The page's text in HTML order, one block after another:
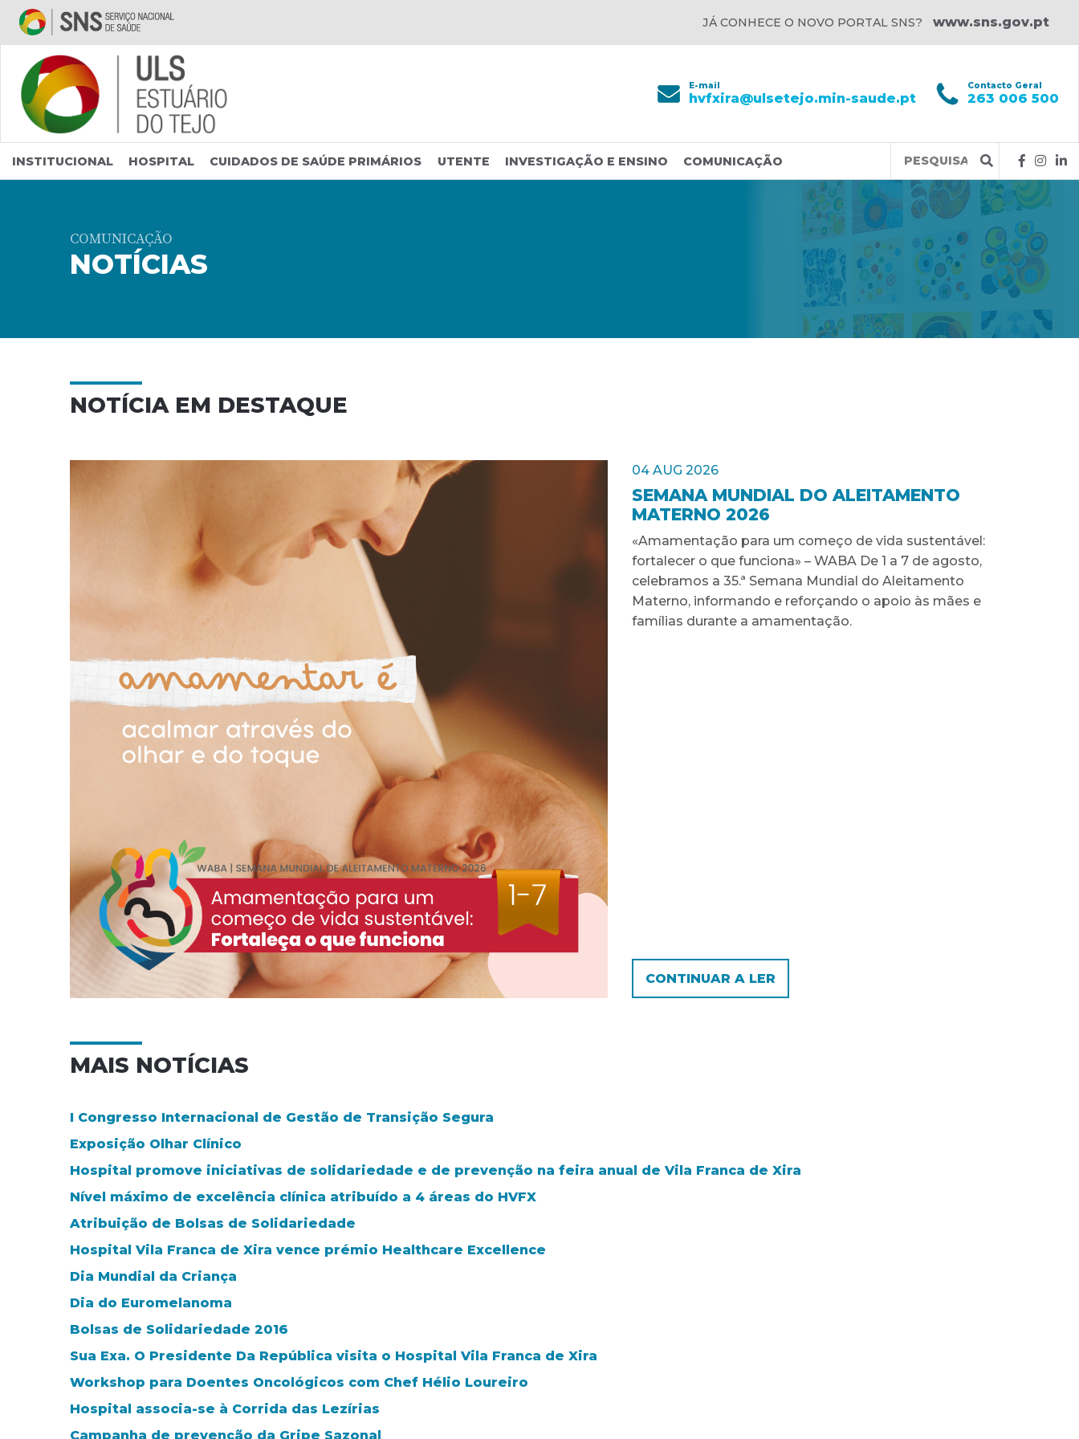
Saltar para conteúdo principal
JÁ CONHECE O NOVO PORTAL SNS? www.sns.gov.pt
E-mail
hvfxira@ulsetejo.min-saude.pt
Contacto Geral
263 006 500
INSTITUCIONAL HOSPITAL CUIDADOS DE SAÚDE PRIMÁRIOS UTENTE INVESTIGAÇÃO E ENSINO COMUNICAÇÃO
Query
COMUNICAÇÃO
NOTÍCIAS
NOTÍCIA EM DESTAQUE
04 AUG 2026
SEMANA MUNDIAL DO ALEITAMENTO
MATERNO 2026
«Amamentação para um começo de vida sustentável:
fortalecer o que funciona» – WABA De 1 a 7 de agosto,
celebramos a 35.ª Semana Mundial do Aleitamento
Materno, informando e reforçando o apoio às mães e
famílias durante a amamentação.
CONTINUAR A LER
MAIS NOTÍCIAS
I Congresso Internacional de Gestão de Transição Segura
Exposição Olhar Clínico
Hospital promove iniciativas de solidariedade e de prevenção na feira anual de Vila Franca de Xira
Nível máximo de excelência clínica atribuído a 4 áreas do HVFX
Atribuição de Bolsas de Solidariedade
Hospital Vila Franca de Xira vence prémio Healthcare Excellence
Dia Mundial da Criança
Dia do Euromelanoma
Bolsas de Solidariedade 2016
Sua Exa. O Presidente Da República visita o Hospital Vila Franca de Xira
Workshop para Doentes Oncológicos com Chef Hélio Loureiro
Hospital associa-se à Corrida das Lezírias
Campanha de prevenção da Gripe Sazonal